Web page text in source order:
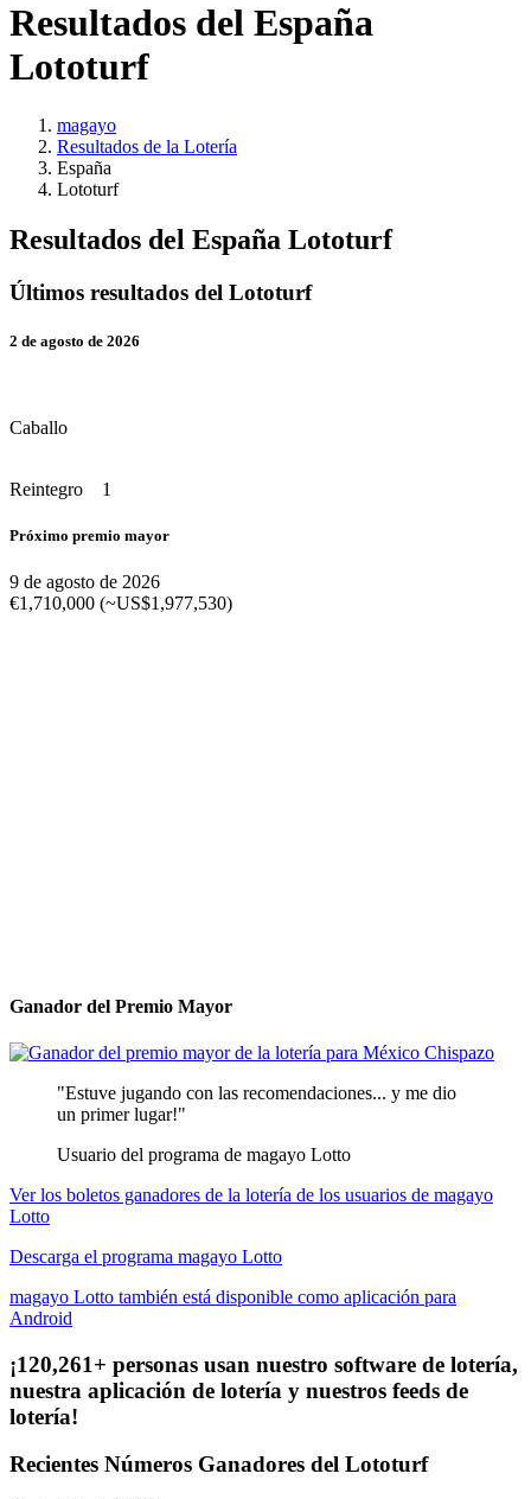
Resultados del España
Lototurf
magayo
Resultados de la Lotería
España
Lototurf
Resultados del España Lototurf
Últimos resultados del Lototurf
2 de agosto de 2026
Caballo
Reintegro 1
Próximo premio mayor
9 de agosto de 2026
€1,710,000 (~US$1,977,530)
Ganador del Premio Mayor
"Estuve jugando con las recomendaciones... y me dio
un primer lugar!"
Usuario del programa de magayo Lotto
Ver los boletos ganadores de la lotería de los usuarios de magayo
Lotto
Descarga el programa magayo Lotto
magayo Lotto también está disponible como aplicación para
Android
¡120,261+ personas usan nuestro software de lotería,
nuestra aplicación de lotería y nuestros feeds de
lotería!
Recientes Números Ganadores del Lototurf